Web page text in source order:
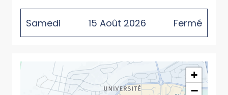
Samedi 15 Août 2026 Fermé
+
−